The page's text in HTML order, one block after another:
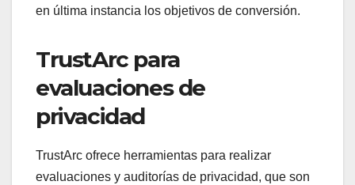
en última instancia los objetivos de conversión.
TrustArc para
evaluaciones de
privacidad
TrustArc ofrece herramientas para realizar
evaluaciones y auditorías de privacidad, que son